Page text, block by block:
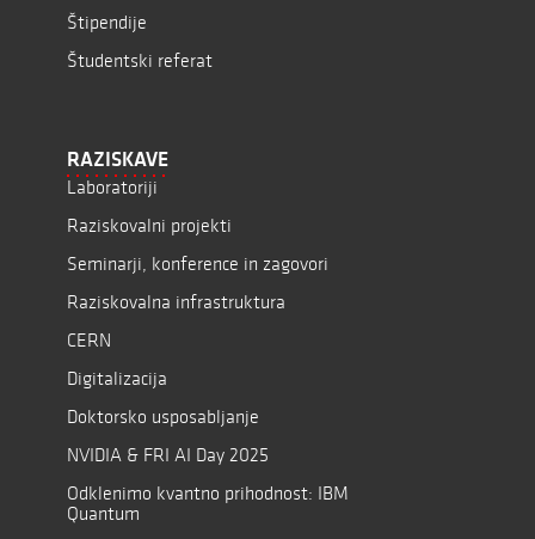
Štipendije
Študentski referat
RAZISKAVE
Laboratoriji
Raziskovalni projekti
Seminarji, konference in zagovori
Raziskovalna infrastruktura
CERN
Digitalizacija
Doktorsko usposabljanje
NVIDIA & FRI AI Day 2025
Odklenimo kvantno prihodnost: IBM
Quantum